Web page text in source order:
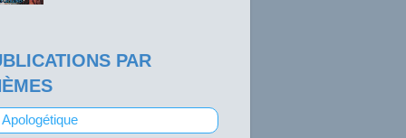
PAR
Apologétique